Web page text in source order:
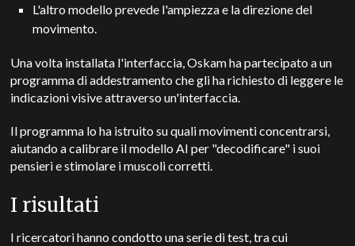
L'altro modello prevede l'ampiezza e la direzione del
movimento.
Una volta installata l'interfaccia, Oskam ha partecipato a un
programma di addestramento che gli ha richiesto di leggere le
indicazioni visive attraverso un'interfaccia.
Il programma lo ha istruito su quali movimenti concentrarsi,
aiutando a calibrare il modello AI per "decodificare" i suoi
pensieri e stimolare i muscoli corretti.
I risultati
I ricercatori hanno condotto una serie di test, tra cui